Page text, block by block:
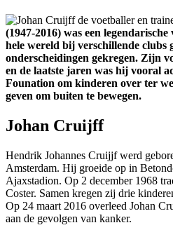
(1947-2016) was een
hele wereld bij verschillende clubs
onderscheidingen gekregen. Zijn
en de laatste jaren was hij vooral
Founation om kinderen over ter
geven om buiten te bewegen.
Johan Cruijff
Hendrik Johannes Cruijjf werd
Amsterdam. Hij groeide op in
Ajaxstadion. Op 2 december 1968
Coster. Samen kregen zij drie
Op 24 maart 2016 overleed Johan
aan de gevolgen van kanker.